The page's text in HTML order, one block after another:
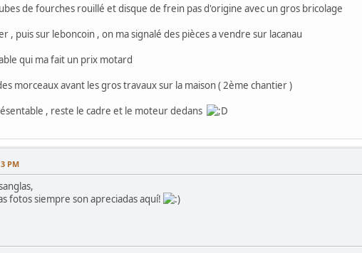
de fourches rouillé et disque de frein pas d'origine avec un gros bricolage
, puis sur leboncoin , on ma signalé des pièces a vendre sur lacanau
qui ma fait un prix motard
morceaux avant les gros travaux sur la maison ( 2ème chantier )
, reste le cadre et le moteur dedans
PM
fotos siempre son apreciadas aquí!